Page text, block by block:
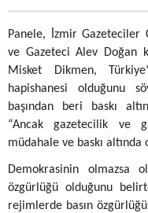
Panele, İzmir Gazeteciler
ve Gazeteci Alev Doğan
Misket Dikmen,
hapishanesi olduğunu
başından beri baskı
“Ancak gazetecilik ve
müdahale ve baskı altında
Demokrasinin olmazsa
özgürlüğü olduğunu
rejimlerde basın